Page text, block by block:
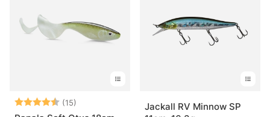
Bewertung:(15)
4.7 von 5 SternenJackall RV Minnow SP